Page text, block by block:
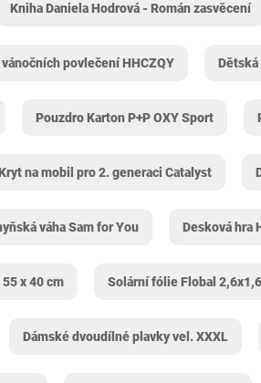
Kniha Daniela Hodrová - Román zasvěcení
vánočních povlečení HHCZQY Dětská
Pouzdro Karton P+P OXY Sport
na mobil pro 2. generaci Catalyst
váha Sam for You Desková hra
x 40 cm Solární fólie Flobal
Dámské dvoudílné plavky vel. XXXL